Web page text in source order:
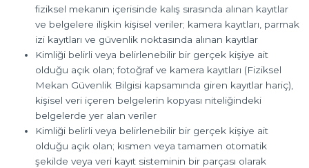
fiziksel mekanın içerisinde kalış sırasında alınan kayıtlar
ve belgelere ilişkin kişisel veriler; kamera kayıtları, parmak
izi kayıtları ve güvenlik noktasında alınan kayıtlar
Kimliği belirli veya belirlenebilir bir gerçek kişiye ait
olduğu açık olan; fotoğraf ve kamera kayıtları (Fiziksel
Mekan Güvenlik Bilgisi kapsamında giren kayıtlar hariç),
kişisel veri içeren belgelerin kopyası niteliğindeki
belgelerde yer alan veriler
Kimliği belirli veya belirlenebilir bir gerçek kişiye ait
olduğu açık olan; kısmen veya tamamen otomatik
şekilde veya veri kayıt sisteminin bir parçası olarak